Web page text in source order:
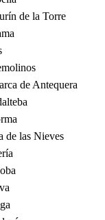
de la Torre
de Antequera
de las Nieves